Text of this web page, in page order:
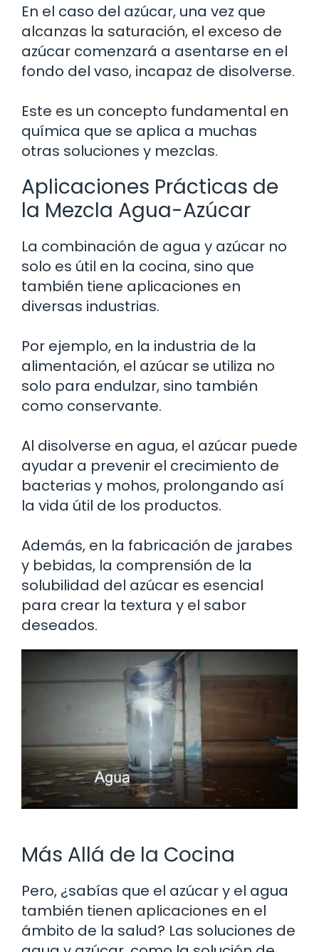
En el caso del azúcar, una vez que
alcanzas la saturación, el exceso de
azúcar comenzará a asentarse en el
fondo del vaso, incapaz de disolverse.
Este es un concepto fundamental en
química que se aplica a muchas
otras soluciones y mezclas.
Aplicaciones Prácticas de
la Mezcla Agua-Azúcar
La combinación de agua y azúcar no
solo es útil en la cocina, sino que
también tiene aplicaciones en
diversas industrias.
Por ejemplo, en la industria de la
alimentación, el azúcar se utiliza no
solo para endulzar, sino también
como conservante.
Al disolverse en agua, el azúcar puede
ayudar a prevenir el crecimiento de
bacterias y mohos, prolongando así
la vida útil de los productos.
Además, en la fabricación de jarabes
y bebidas, la comprensión de la
solubilidad del azúcar es esencial
para crear la textura y el sabor
deseados.
Más Allá de la Cocina
Pero, ¿sabías que el azúcar y el agua
también tienen aplicaciones en el
ámbito de la salud? Las soluciones de